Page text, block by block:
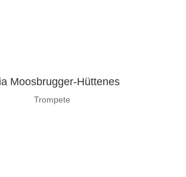
Moosbrugger-Hüttenes
Trompete